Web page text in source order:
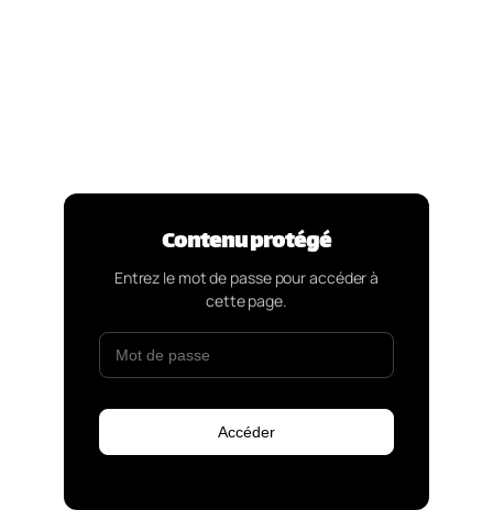
Contenu protégé
Entrez le mot de passe pour accéder à
cette page.
Accéder